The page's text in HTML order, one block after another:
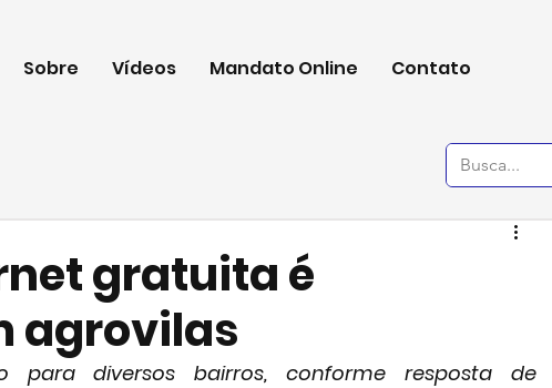
Sobre Vídeos Mandato Online Contato
gratuita é
agrovilas
para diversos bairros, conforme resposta de